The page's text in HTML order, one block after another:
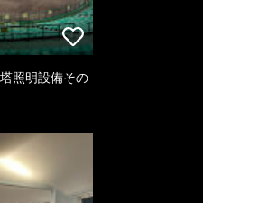
照明設備その